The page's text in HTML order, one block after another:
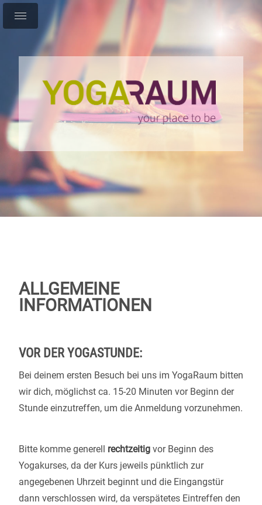
ALLGEMEINE
INFORMATIONEN
VOR DER YOGASTUNDE:
Bei deinem ersten Besuch bei uns im YogaRaum bitten
wir dich, möglichst ca. 15-20 Minuten vor Beginn der
Stunde einzutreffen, um die Anmeldung vorzunehmen.
Bitte komme generell rechtzeitig vor Beginn des
Yogakurses, da der Kurs jeweils pünktlich zur
angegebenen Uhrzeit beginnt und die Eingangstür
dann verschlossen wird, da verspätetes Eintreffen den